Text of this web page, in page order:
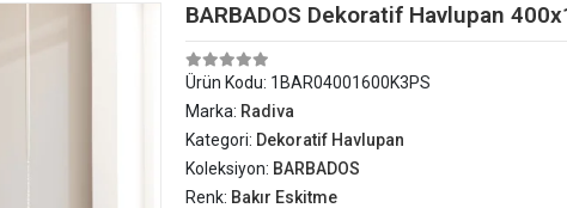
BARBADOS Dekoratif Havlupan
Ürün Kodu: 1BAR04001600K3PS
Marka: Radiva
Kategori: Dekoratif Havlupan
Koleksiyon: BARBADOS
Renk: Bakır Eskitme